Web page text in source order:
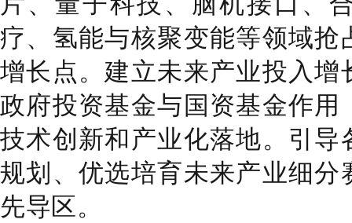
疗、氢能与核聚变能等领域
增长点。建立未来产业投入
政府投资基金与国资基金作用
技术创新和产业化落地。引
规划、优选培育未来产业细
先导区。